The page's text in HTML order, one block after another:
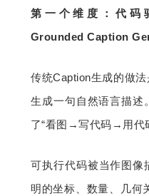
第一个维度：代码
Grounded Caption
传统Caption生成的做法
生成一句自然语言描述
了“看图→写代码→用代
可执行代码被当作图像
明的坐标、数量、几何